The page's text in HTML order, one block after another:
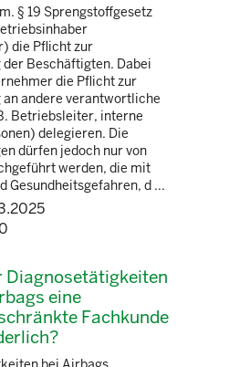
§ 19 Sprengstoffgesetz
die Pflicht zur
Beschäftigten. Dabei
die Pflicht zur
an andere verantwortliche
Betriebsleiter, interne
delegieren. Die
dürfen jedoch nur von
werden, die mit
Gesundheitsgefahren, d ...
Diagnosetätigkeiten
eine
Fachkunde